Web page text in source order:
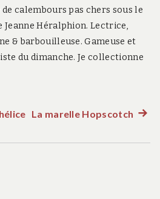
calembours pas chers sous le
Jeanne Héralphion. Lectrice,
& barbouilleuse. Gameuse et
du dimanche. Je collectionne
La marelle Hopscotch